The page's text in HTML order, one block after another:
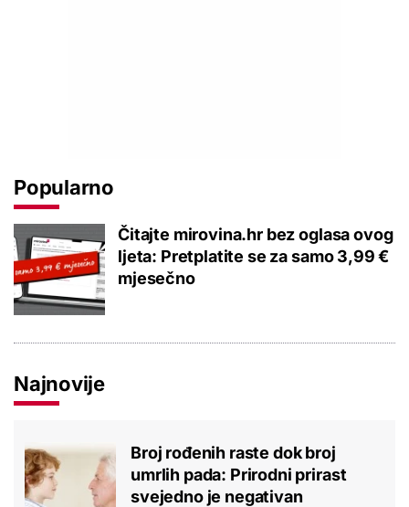
Popularno
Čitajte mirovina.hr bez oglasa ovog
ljeta: Pretplatite se za samo 3,99 €
mjesečno
Najnovije
Broj rođenih raste dok broj
umrlih pada: Prirodni prirast
svejedno je negativan